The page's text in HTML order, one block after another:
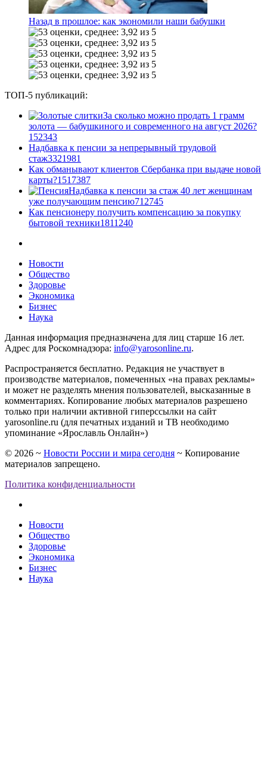
Назад в прошлое: как экономили наши бабушки
ТОП-5 публикаций:
За сколько можно продать 1 грамм
золота — бабушкиного и современного на август 2026?
1 52343
Надбавка к пенсии за непрерывный трудовой
стаж3321981
Как обманывают клиентов Сбербанка при выдаче новой
карты?1517387
Надбавка к пенсии за стаж 40 лет женщинам
уже получающим пенсию712745
Как пенсионеру получить компенсацию за покупку
бытовой техники1811240
Новости
Общество
Здоровье
Экономика
Бизнес
Наука
Данная информация предназначена для лиц старше 16 лет.
Адрес для Роскомнадзора: info@yarosonline.ru.
Распространяется бесплатно. Редакция не участвует в
производстве материалов, помеченных «на правах рекламы»
и может не разделять мнения пользователей, высказанные в
комментариях. Копирование любых материалов разрешено
только при наличии активной гиперссылки на сайт
yarosonline.ru (для печатных изданий и ТВ необходимо
упоминание «Ярославль Онлайн»)
© 2026 ~ Новости России и мира сегодня ~ Копирование
материалов запрещено.
Политика конфиденциальности
Новости
Общество
Здоровье
Экономика
Бизнес
Наука